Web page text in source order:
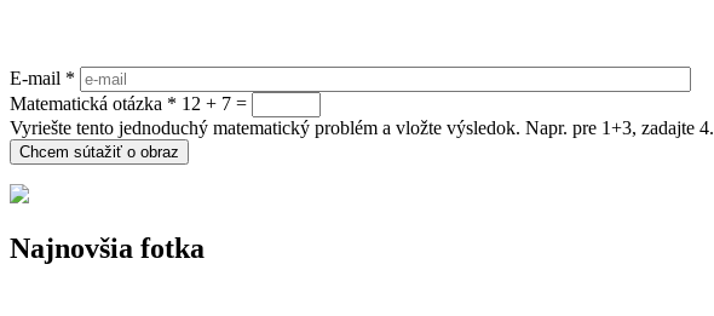
E-mail *
Matematická otázka * 12 + 7 =
Vyriešte tento jednoduchý matematický problém a vložte výsledok. Napr. pre 1+3, zadajte 4.
Najnovšia fotka